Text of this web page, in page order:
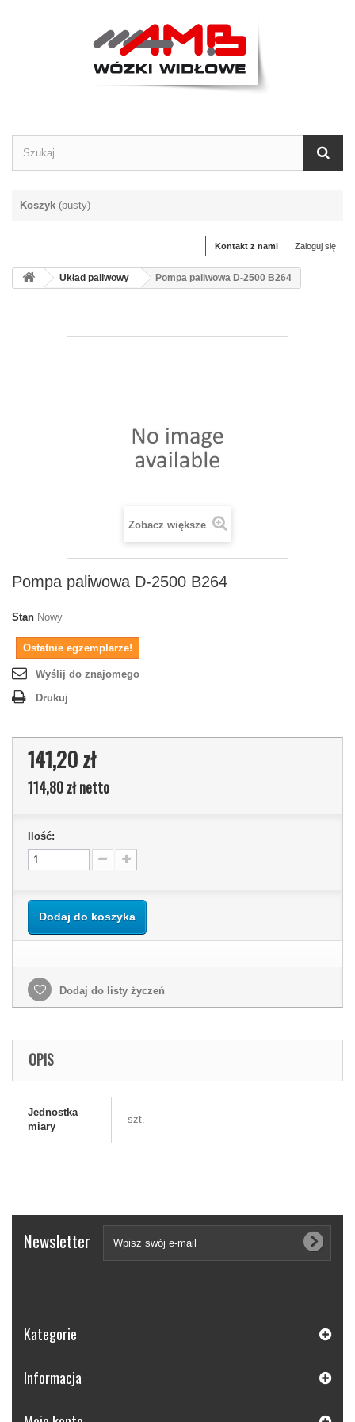
Koszyk (pusty)
Zaloguj się
Kontakt z nami
Układ paliwowy Pompa paliwowa D-2500 B264
Zobacz większe
Pompa paliwowa D-2500 B264
Stan Nowy
Ostatnie egzemplarze!
Wyślij do znajomego
Drukuj
141,20 zł
114,80 złnetto
Ilość:
Dodaj do koszyka
Dodaj do listy życzeń
OPIS
Jednostka
miary
szt.
Newsletter
Kategorie
Informacja